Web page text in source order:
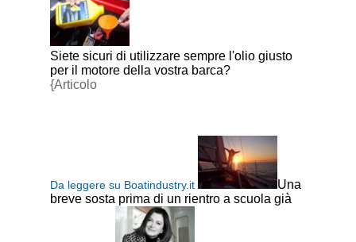
Siete sicuri di utilizzare sempre l'olio giusto
per il motore della vostra barca?
{Articolo
Da leggere su Boatindustry.it
Una
breve sosta prima di un rientro a scuola già